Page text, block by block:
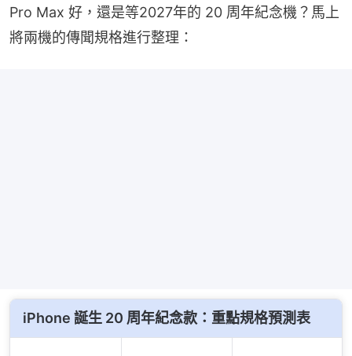
Pro Max 好，還是等2027年的 20 周年紀念機？馬上
將兩機的傳聞規格進行整理：
iPhone 誕生 20 周年紀念款：重點規格預測表